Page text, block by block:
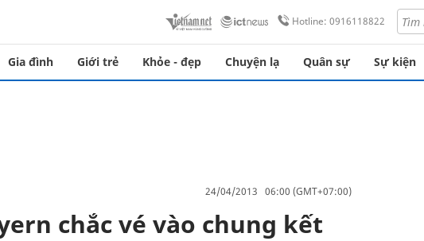
Hotline: 0916118822
Gia đình Giới trẻ Khỏe - đẹp Chuyện lạ Quân sự Sự kiện
24/04/2013 06:00 (GMT+07:00)
chắc vé vào chung kết